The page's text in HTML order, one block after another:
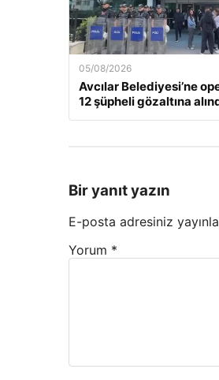
05/08/2026
Avcılar Belediyesi’ne
12 şüpheli gözaltına
Bir yanıt yazın
E-posta adresiniz
Yorum *